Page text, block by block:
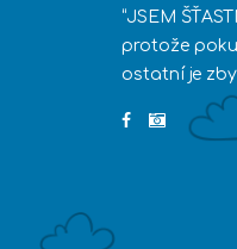
“JSEM
protože
ostatní je